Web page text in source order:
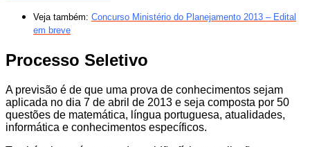
Veja também: Concurso Ministério do Planejamento 2013 – Edital
em breve
Processo Seletivo
A previsão é de que uma prova de conhecimentos sejam
aplicada no dia 7 de abril de 2013 e seja composta por 50
questões de matemática, língua portuguesa, atualidades,
informática e conhecimentos específicos.